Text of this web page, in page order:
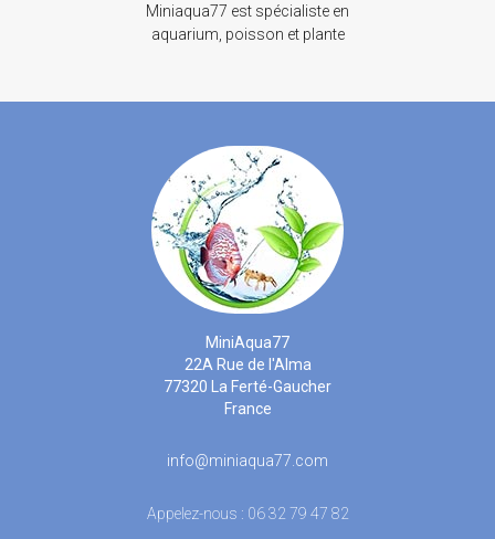
Miniaqua77 est spécialiste en
aquarium, poisson et plante
MiniAqua77
22A Rue de l'Alma
77320 La Ferté-Gaucher
France
info@miniaqua77.com
Appelez-nous : 06 32 79 47 82